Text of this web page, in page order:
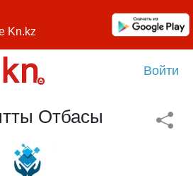
Kn.kz
Войти
Отбасы